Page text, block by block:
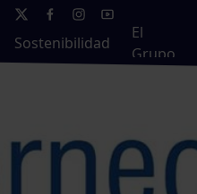
Sostenibilidad
El
Grupo